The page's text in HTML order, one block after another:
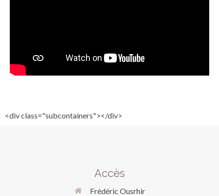
<div class="subcontainers"></div>
Accès
Frédéric Ousrhir